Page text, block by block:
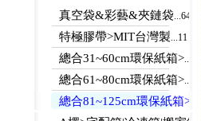
真空袋&彩藝&夾鏈袋...64
特極膠帶>MIT台灣製...11
總合31~60cm環保紙箱>...112
總合61~80cm環保紙箱>...123
總合81~125cm環保紙箱>